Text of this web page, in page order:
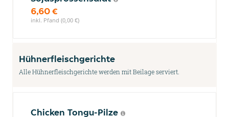
6,60 €
inkl. Pfand (0,00 €)
Hühnerfleischgerichte
Alle Hühnerfleischgerichte werden mit Beilage serviert.
Chicken Tongu-Pilze